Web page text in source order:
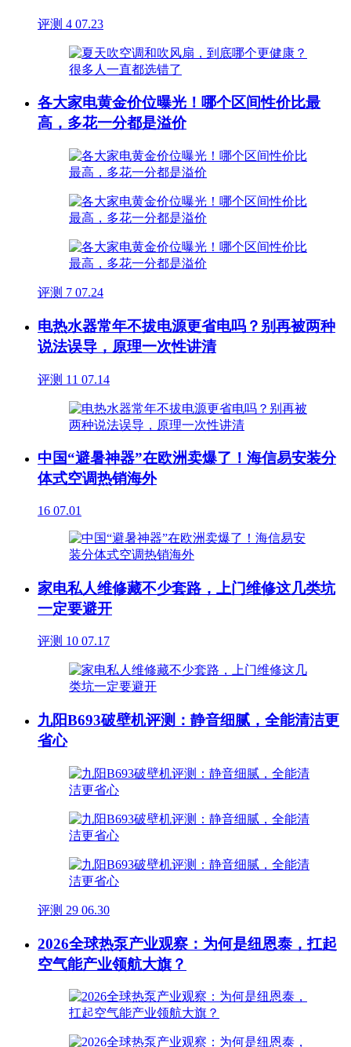
评测 4 07.23
各大家电黄金价位曝光！哪个区间性价比最
高，多花一分都是溢价
评测 7 07.24
电热水器常年不拔电源更省电吗？别再被两种
说法误导，原理一次性讲清
评测 11 07.14
中国“避暑神器”在欧洲卖爆了！海信易安装分
体式空调热销海外
16 07.01
家电私人维修藏不少套路，上门维修这几类坑
一定要避开
评测 10 07.17
九阳B693破壁机评测：静音细腻，全能清洁更
省心
评测 29 06.30
2026全球热泵产业观察：为何是纽恩泰，扛起
空气能产业领航大旗？